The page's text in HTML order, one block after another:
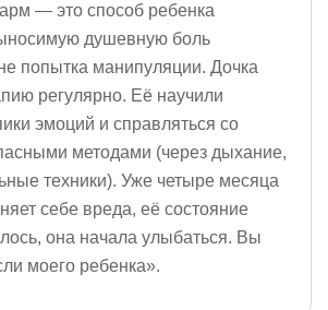
— это способ ребенка
душевную боль
попытка манипуляции. Дочка
регулярно. Её научили
эмоций и справляться со
методами (через дыхание,
техники). Уже четыре месяца
себе вреда, её состояние
она начала улыбаться. Вы
моего ребенка».